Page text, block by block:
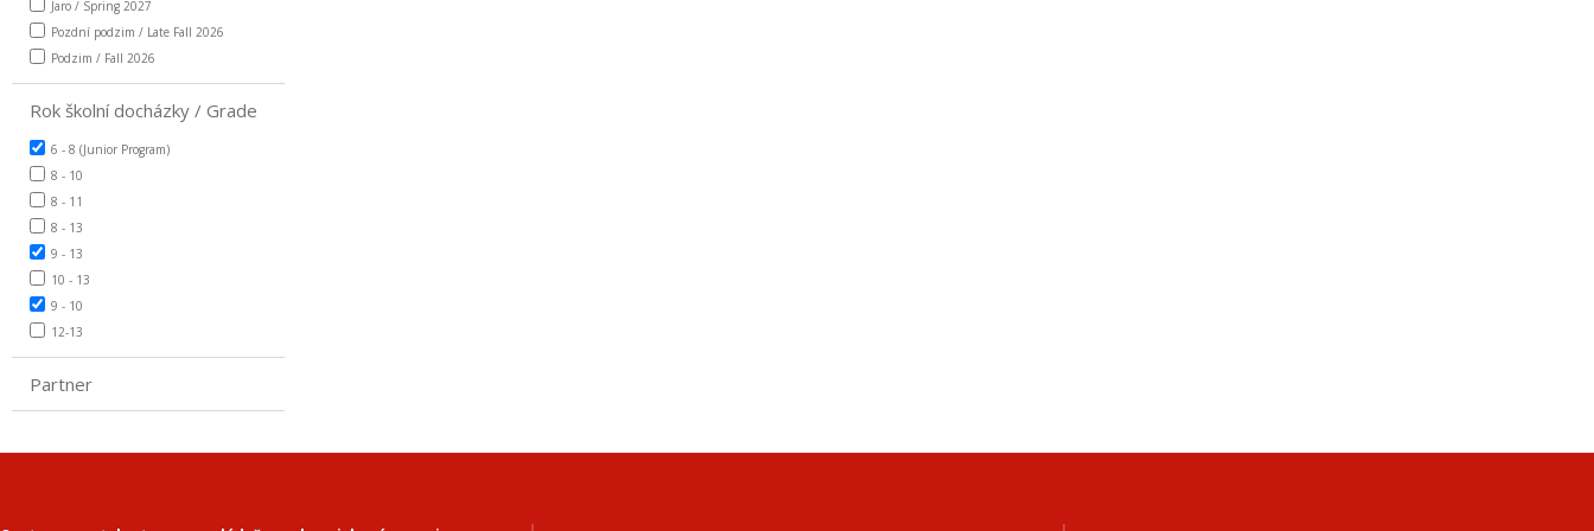
Jaro / Spring 2027
Pozdní podzim / Late Fall 2026
Podzim / Fall 2026
Rok školní docházky / Grade
6 - 8 (Junior Program)
8 - 10
8 - 11
8 - 13
9 - 13
10 - 13
9 - 10
12-13
Partner